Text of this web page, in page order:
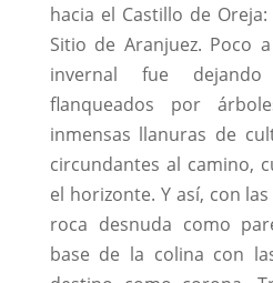
hacia el Castillo de
Sitio de Aranjuez. Poco
invernal fue
flanqueados por
inmensas llanuras de
circundantes al camino,
el horizonte. Y así, con
roca desnuda como
base de la colina con